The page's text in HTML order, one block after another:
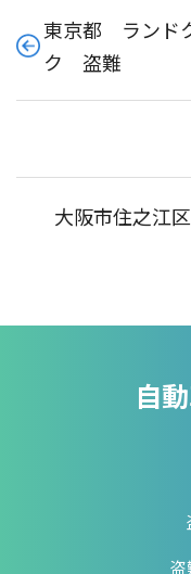
東京都 ランド
ク 盗難
大阪市住之江
自
盗